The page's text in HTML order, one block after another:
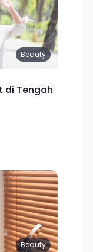
Beauty
di Tengah
Beauty